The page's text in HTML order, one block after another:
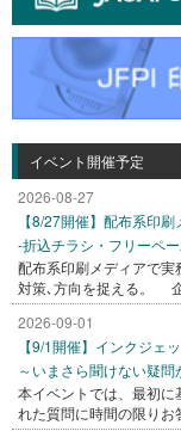
イベント開催予定
2026-08-27
【8/27開催】配布系印
-折込チラシ・フリーペ
配布系印刷メディアで実
対策､方向を捉える。
2026-09-01
【9/1開催】インクジェ
～いまさら聞けない疑
本イベントでは、最初
れた質問に時間の限りお